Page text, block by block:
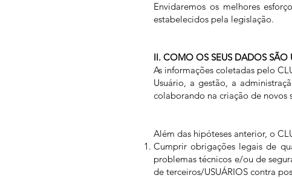
Envidaremos os melhores
estabelecidos pela legislação.
II. COMO OS SEUS DADOS SÃO
As informações coletadas pelo
Usuário, a gestão, a
colaborando na criação de novos
Além das hipóteses anterior, o
Cumprir obrigações legais de
problemas técnicos e/ou de
de terceiros/USUÁRIOS contra